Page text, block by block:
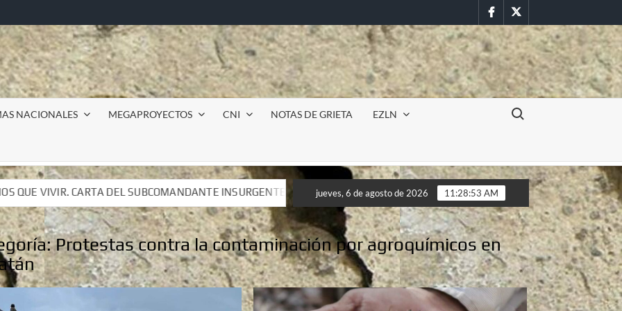
FacebookTwitter
NACIONALES MEGAPROYECTOS CNI NOTAS DE GRIETA EZLN
Buscar:
INSURGENTE MOISÉS A LUIS DE TAVIRA
Incursión militar en la UAEM (Morelos) durante paro estudiantil
INSURGENTE MOISÉS A LUIS DE TAVIRA
Incursión militar en la UAEM (Morelos) durante paro estudiantil
jueves, 6 de agosto de 2026 11:28:55 AM
Protestas contra la contaminación por agroquímicos en